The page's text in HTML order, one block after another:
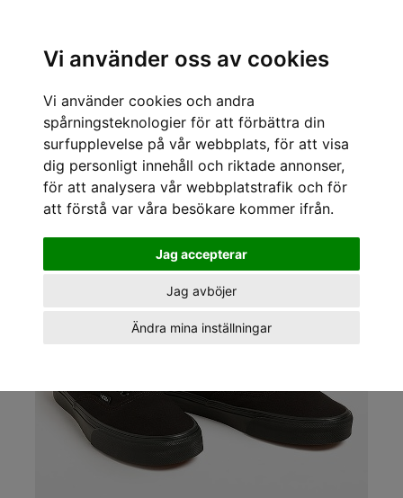
Vi använder oss av cookies
Vi använder cookies och andra
spårningsteknologier för att förbättra din
surfupplevelse på vår webbplats, för att visa
dig personligt innehåll och riktade annonser,
för att analysera vår webbplatstrafik och för
att förstå var våra besökare kommer ifrån.
Jag accepterar
Jag avböjer
Ändra mina inställningar
« Tillbaka /Kläder för tjejer och killar/Sneakers/Vans
Authentic